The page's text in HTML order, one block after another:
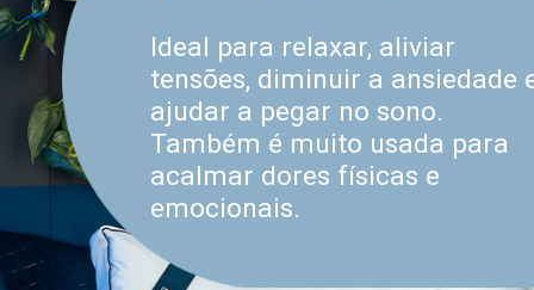
Ideal para relaxar, aliviar
tensões, diminuir a ansiedade
ajudar a pegar no sono.
Também é muito usada para
acalmar dores físicas e
emocionais.